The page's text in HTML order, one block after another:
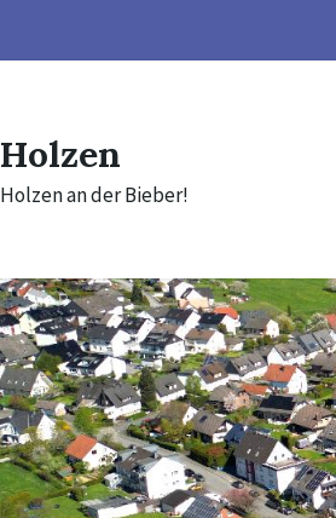
Holzen
Holzen an der Bieber!